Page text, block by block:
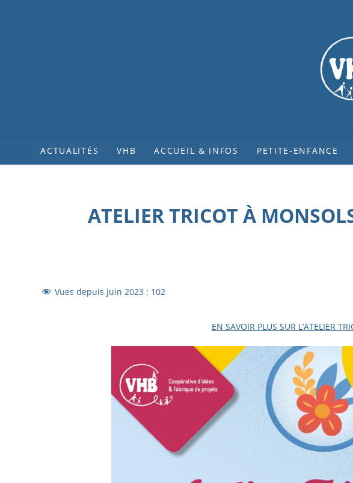
ACTUALITÉS VHB ACCUEIL & INFOS PETITE-ENFANCE
ATELIER TRICOT À
Vues depuis juin 2023 : 102
EN SAVOIR PLUS SUR L’ATELIER